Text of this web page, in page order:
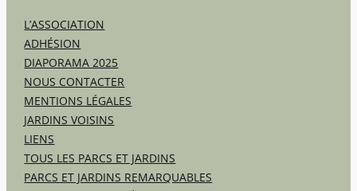
L’ASSOCIATION
ADHÉSION
DIAPORAMA 2025
NOUS CONTACTER
MENTIONS LÉGALES
JARDINS VOISINS
LIENS
TOUS LES PARCS ET JARDINS
PARCS ET JARDINS REMARQUABLES